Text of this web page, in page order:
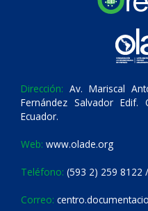
Dirección: Av. Mariscal
Fernández Salvador
Ecuador.
Web: www.olade.org
Teléfono: (593 2) 259 8122
Correo: